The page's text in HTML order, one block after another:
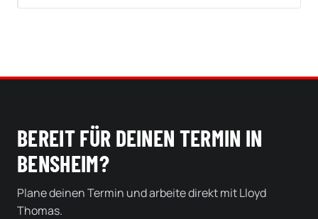
BEREIT FÜR DEINEN TERMIN IN
BENSHEIM?
Plane deinen Termin und arbeite direkt mit Lloyd
Thomas.